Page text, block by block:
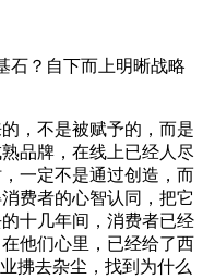
石？自下而上明晰战略
，不是被赋予的，而是
品牌，在线上已经人尽
一定不是通过创造，而
费者的心智认同，把它
十几年间，消费者已经
他们心里，已经给了西
拂去杂尘，找到为什么